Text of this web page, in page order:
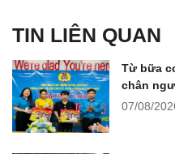
TIN LIÊN QUAN
Từ bữa
chân
07/08/